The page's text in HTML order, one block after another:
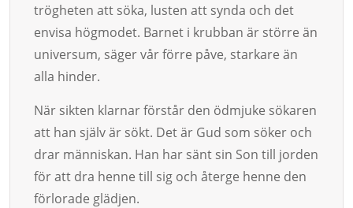
trög­heten att söka, lusten att synda och det
envisa högmodet. Barnet i krub­­­ban är större än
uni­versum, säger vår förre påve, starkare än
alla hinder.
När sikten klarnar förstår den ödmjuke sökaren
att han själv är sökt. Det är Gud som söker och
drar människan. Han har sänt sin Son till jorden
för att dra henne till sig och återge henne den
förlorade glädjen.